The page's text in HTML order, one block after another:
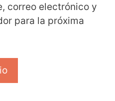
correo electrónico y
para la próxima